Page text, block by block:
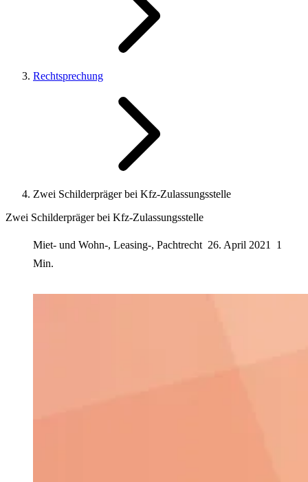
Rechtsprechung
Zwei Schilderpräger bei Kfz-Zulassungsstelle
Zwei Schilderpräger bei Kfz-Zulassungsstelle
Miet- und Wohn-, Leasing-, Pachtrecht 26. April 2021
1
Min.